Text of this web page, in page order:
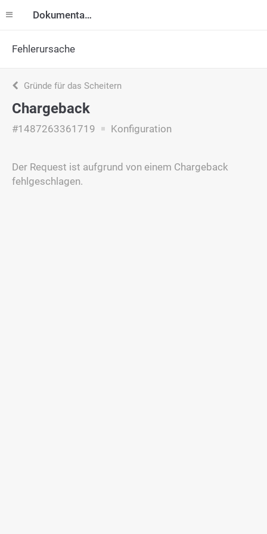
Dokumentation
Fehlerursache
Gründe für das Scheitern
Chargeback
#1487263361719 Konfiguration
Der Request ist aufgrund von einem Chargeback
fehlgeschlagen.